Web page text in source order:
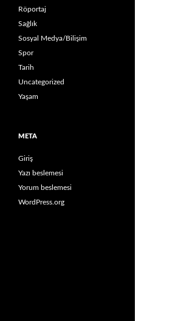
Röportaj
Sağlık
Sosyal Medya/Bilişim
Spor
Tarih
Uncategorized
Yaşam
META
Giriş
Yazı beslemesi
Yorum beslemesi
WordPress.org